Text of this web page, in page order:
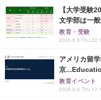
【大学受験
文学部は一
教育・受験
2026.8.6 Thu
アメリカ留
京
教育イベント
2026.8.6 Thu